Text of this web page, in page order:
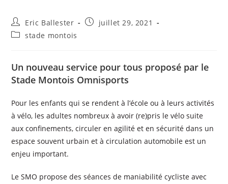
Eric Ballester
juillet 29, 2021
stade montois
Un nouveau service pour tous proposé par le
Stade Montois Omnisports
Pour les enfants qui se rendent à l’école ou à leurs activités
à vélo, les adultes nombreux à avoir (re)pris le vélo suite
aux confinements, circuler en agilité et en sécurité dans un
espace souvent urbain et à circulation automobile est un
enjeu important.
Le SMO propose des séances de maniabilité cycliste avec